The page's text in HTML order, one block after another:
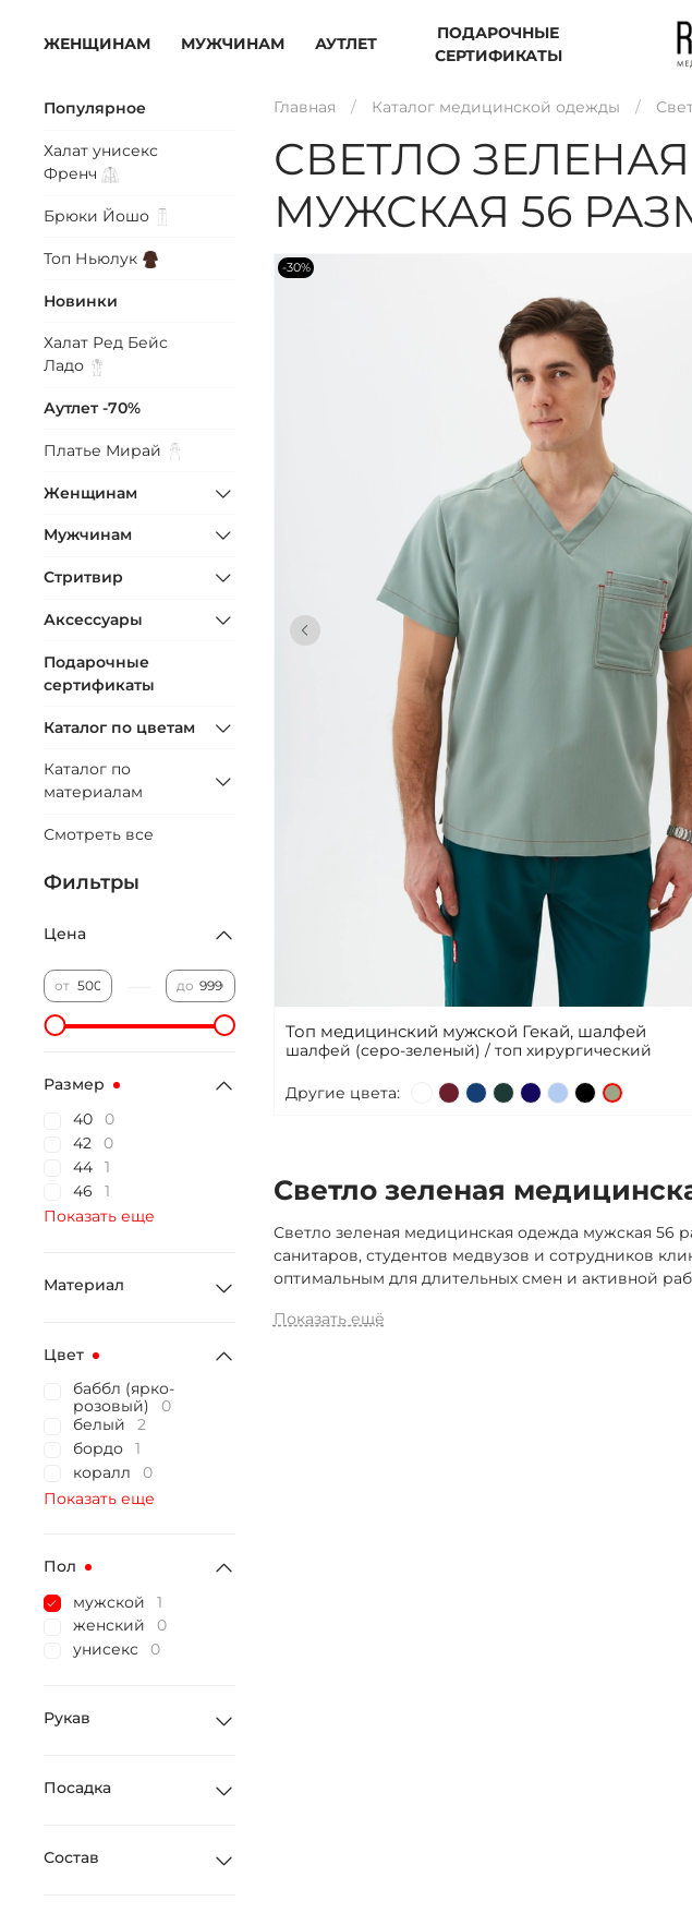
ЖЕНЩИНАМ МУЖЧИНАМ АУТЛЕТ
ПОДАРОЧНЫЕ
СЕРТИФИКАТЫ
Главная Каталог медицинской одежды
СВЕТЛО
МУЖСКАЯ 56
-30%
Топ медицинский мужской Гекай, шалфей
шалфей (серо-зеленый) / топ хирургический
Другие цвета:
Светло зеленая
Светло зеленая медицинская одежда мужская 56
санитаров, студентов медвузов и сотрудников
оптимальным для длительных смен и активной
Показать ещё
Популярное
Халат унисекс
Френч
Брюки Йошо
Топ Ньюлук
Новинки
Халат Ред Бейс
Ладо
Аутлет -70%
Платье Мирай
Женщинам
Мужчинам
Стритвир
Аксессуары
Подарочные
сертификаты
Каталог по цветам
Каталог по
материалам
Смотреть все
Фильтры
Цена
от до
Размер
40
0
42
0
44
1
46
1
Показать еще
Материал
Цвет
баббл (ярко-
розовый)
0
белый
2
бордо
1
коралл
0
Показать еще
Пол
мужской
1
женский
0
унисекс
0
Рукав
Посадка
Состав